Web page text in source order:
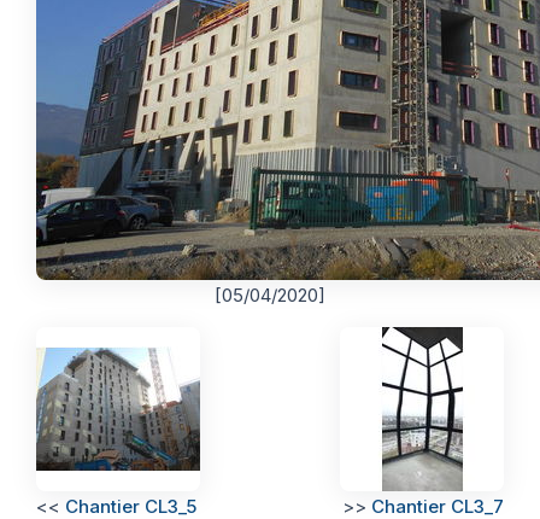
[05/04/2020]
<< Chantier CL3_5 >> Chantier CL3_7